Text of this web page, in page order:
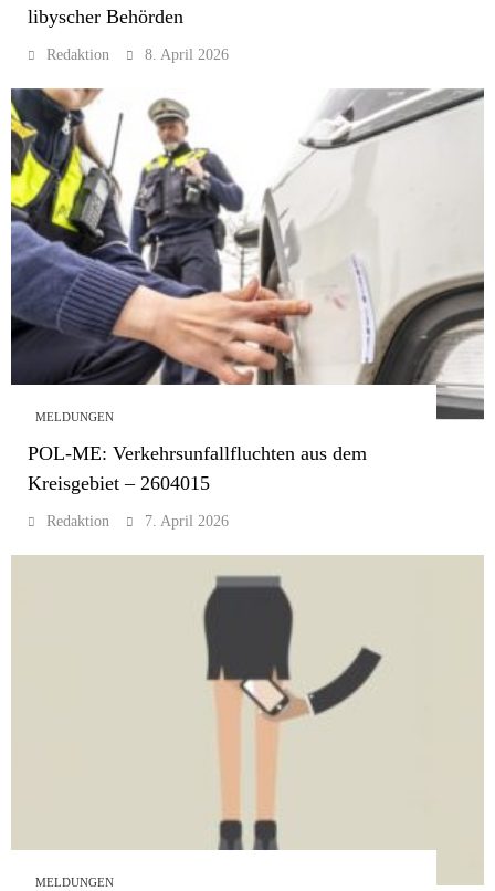
libyscher Behörden
Redaktion 8. April 2026
MELDUNGEN
POL-ME: Verkehrsunfallfluchten aus dem
Kreisgebiet – 2604015
Redaktion 7. April 2026
MELDUNGEN